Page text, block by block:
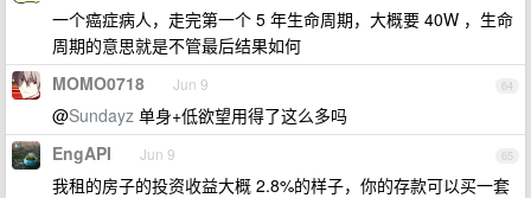
一个癌症病人，走完第一个 5 年生命周期，大概要 40W ，生命
周期的意思就是不管最后结果如何
64
MOMO0718 Jun 9
@Sundayz 单身+低欲望用得了这么多吗
65
EngAPI Jun 9
我租的房子的投资收益大概 2.8%的样子，你的存款可以买一套